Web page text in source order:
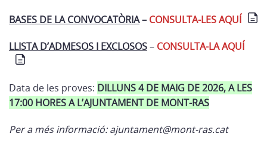
BASES DE LA CONVOCATÒRIA– CONSULTA-LES AQUÍ
LLISTA D’ADMESOS I EXCLOSOS– CONSULTA-LA AQUÍ
Data de les proves: DILLUNS 4 DE MAIG DE 2026, A LES
17:00 HORES A L’AJUNTAMENT DE MONT-RAS
Per a més informació: ajuntament@mont-ras.cat